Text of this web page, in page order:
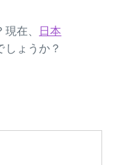
在、
日本
しょうか？